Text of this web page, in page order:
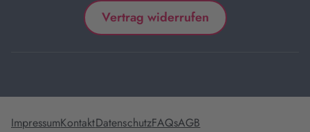
Vertrag widerrufen
ImpressumKontaktDatenschutzFAQsAGB